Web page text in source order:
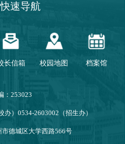
快速导航
长信箱 校园地图 档案馆
：253023
办）0534-2603002（招生办）
德城区大学西路566号